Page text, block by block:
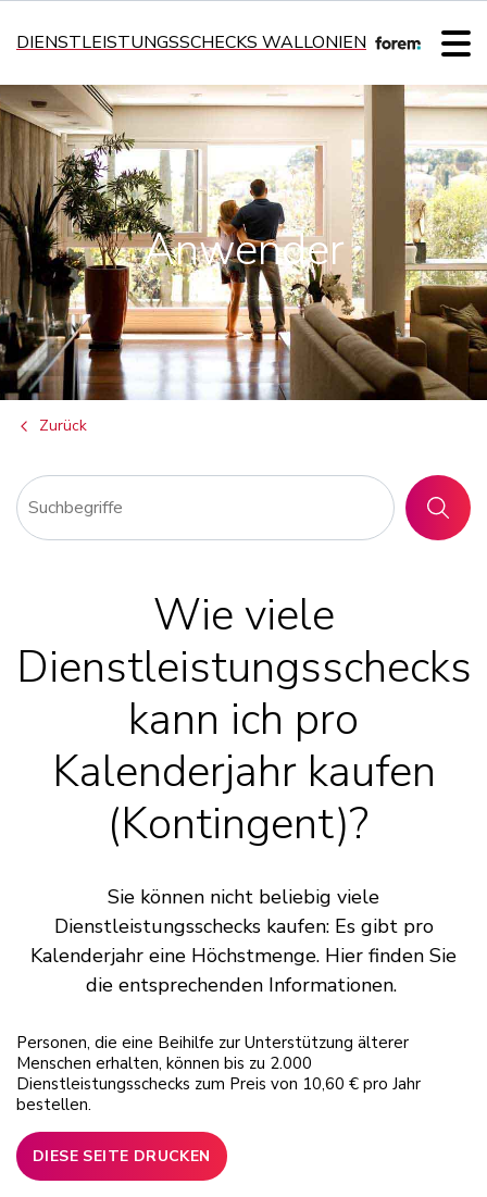
DIENSTLEISTUNGSSCHECKS WALLONIEN
Anwender
Zurück
SUCHEN
Wie viele
Dienstleistungsschecks
kann ich pro
Kalenderjahr kaufen
(Kontingent)?
Sie können nicht beliebig viele
Dienstleistungsschecks kaufen: Es gibt pro
Kalenderjahr eine Höchstmenge. Hier finden Sie
die entsprechenden Informationen.
Personen, die eine Beihilfe zur Unterstützung älterer
Menschen erhalten, können bis zu 2.000
Dienstleistungsschecks zum Preis von 10,60 € pro Jahr
bestellen.
DIESE SEITE DRUCKEN